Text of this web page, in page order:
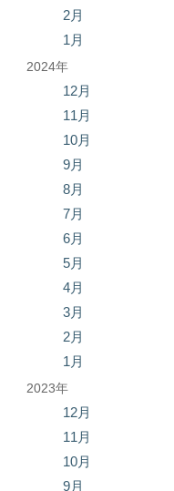
2月
1月
2024年
12月
11月
10月
9月
8月
7月
6月
5月
4月
3月
2月
1月
2023年
12月
11月
10月
9月